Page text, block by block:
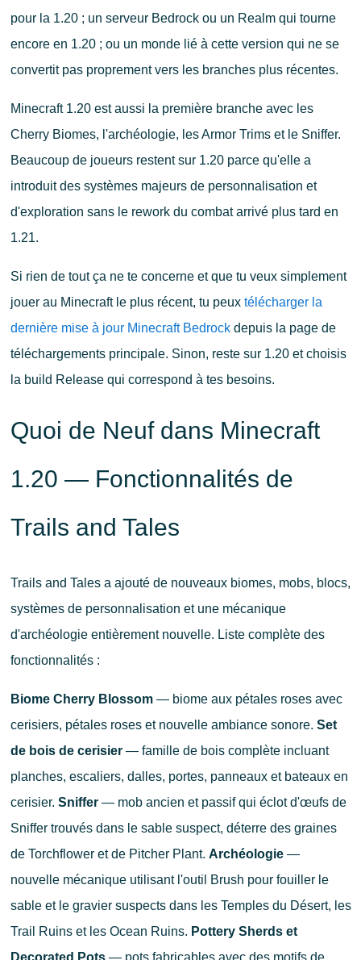
pour la 1.20 ; un serveur Bedrock ou un Realm qui tourne
encore en 1.20 ; ou un monde lié à cette version qui ne se
convertit pas proprement vers les branches plus récentes.
Minecraft 1.20 est aussi la première branche avec les
Cherry Biomes, l'archéologie, les Armor Trims et le Sniffer.
Beaucoup de joueurs restent sur 1.20 parce qu'elle a
introduit des systèmes majeurs de personnalisation et
d'exploration sans le rework du combat arrivé plus tard en
1.21.
Si rien de tout ça ne te concerne et que tu veux simplement
jouer au Minecraft le plus récent, tu peux télécharger la
dernière mise à jour Minecraft Bedrockdepuis la page de
téléchargements principale. Sinon, reste sur 1.20 et choisis
la build Release qui correspond à tes besoins.
Quoi de Neuf dans Minecraft
1.20 — Fonctionnalités de
Trails and Tales
Trails and Tales a ajouté de nouveaux biomes, mobs, blocs,
systèmes de personnalisation et une mécanique
d'archéologie entièrement nouvelle. Liste complète des
fonctionnalités :
Biome Cherry Blossom— biome aux pétales roses avec
cerisiers, pétales roses et nouvelle ambiance sonore. Set
de bois de cerisier— famille de bois complète incluant
planches, escaliers, dalles, portes, panneaux et bateaux en
cerisier. Sniffer— mob ancien et passif qui éclot d'œufs de
Sniffer trouvés dans le sable suspect, déterre des graines
de Torchflower et de Pitcher Plant. Archéologie—
nouvelle mécanique utilisant l'outil Brush pour fouiller le
sable et le gravier suspects dans les Temples du Désert, les
Trail Ruins et les Ocean Ruins. Pottery Sherds et
Decorated Pots— pots fabricables avec des motifs de